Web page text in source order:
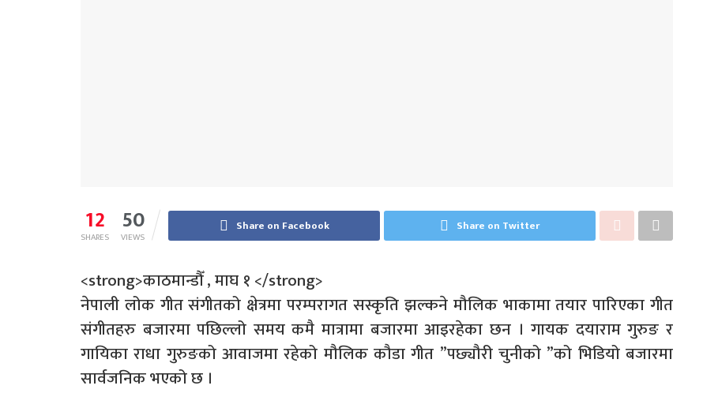
12
SHARES 50
VIEWS
Share on Facebook Share on Twitter
<strong>काठमान्डौँ , माघ १ </strong>
नेपाली लोक गीत संगीतको क्षेत्रमा परम्परागत सस्कृति झल्कने मौलिक भाकामा तयार पारिएका गीत
संगीतहरु बजारमा पछिल्लो समय कमै मात्रामा बजारमा आइरहेका छन । गायक दयाराम गुरुङ र
गायिका राधा गुरुङको आवाजमा रहेको मौलिक कौडा गीत ”पछ्यौरी चुनीको ”को भिडियो बजारमा
सार्वजनिक भएको छ ।